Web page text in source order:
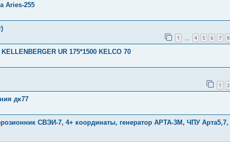
Aries-255
1 4 5 6 7 8
UR 175*1500 KELCO 70
1 2
дк77
СВЭИ-7, 4+ координаты, генератор АРТА-3М, ЧПУ Арта5,7,